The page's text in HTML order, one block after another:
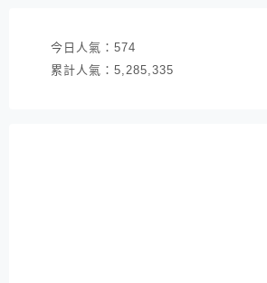
今日人氣： 574
累計人氣： 5,285,335